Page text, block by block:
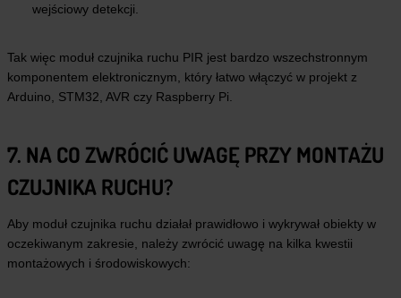
wejściowy detekcji.
Tak więc moduł czujnika ruchu PIR jest bardzo wszechstronnym
komponentem elektronicznym, który łatwo włączyć w projekt z
Arduino, STM32, AVR czy Raspberry Pi.
7. NA CO ZWRÓCIĆ UWAGĘ PRZY MONTAŻU
CZUJNIKA RUCHU?
Aby moduł czujnika ruchu działał prawidłowo i wykrywał obiekty w
oczekiwanym zakresie, należy zwrócić uwagę na kilka kwestii
montażowych i środowiskowych: